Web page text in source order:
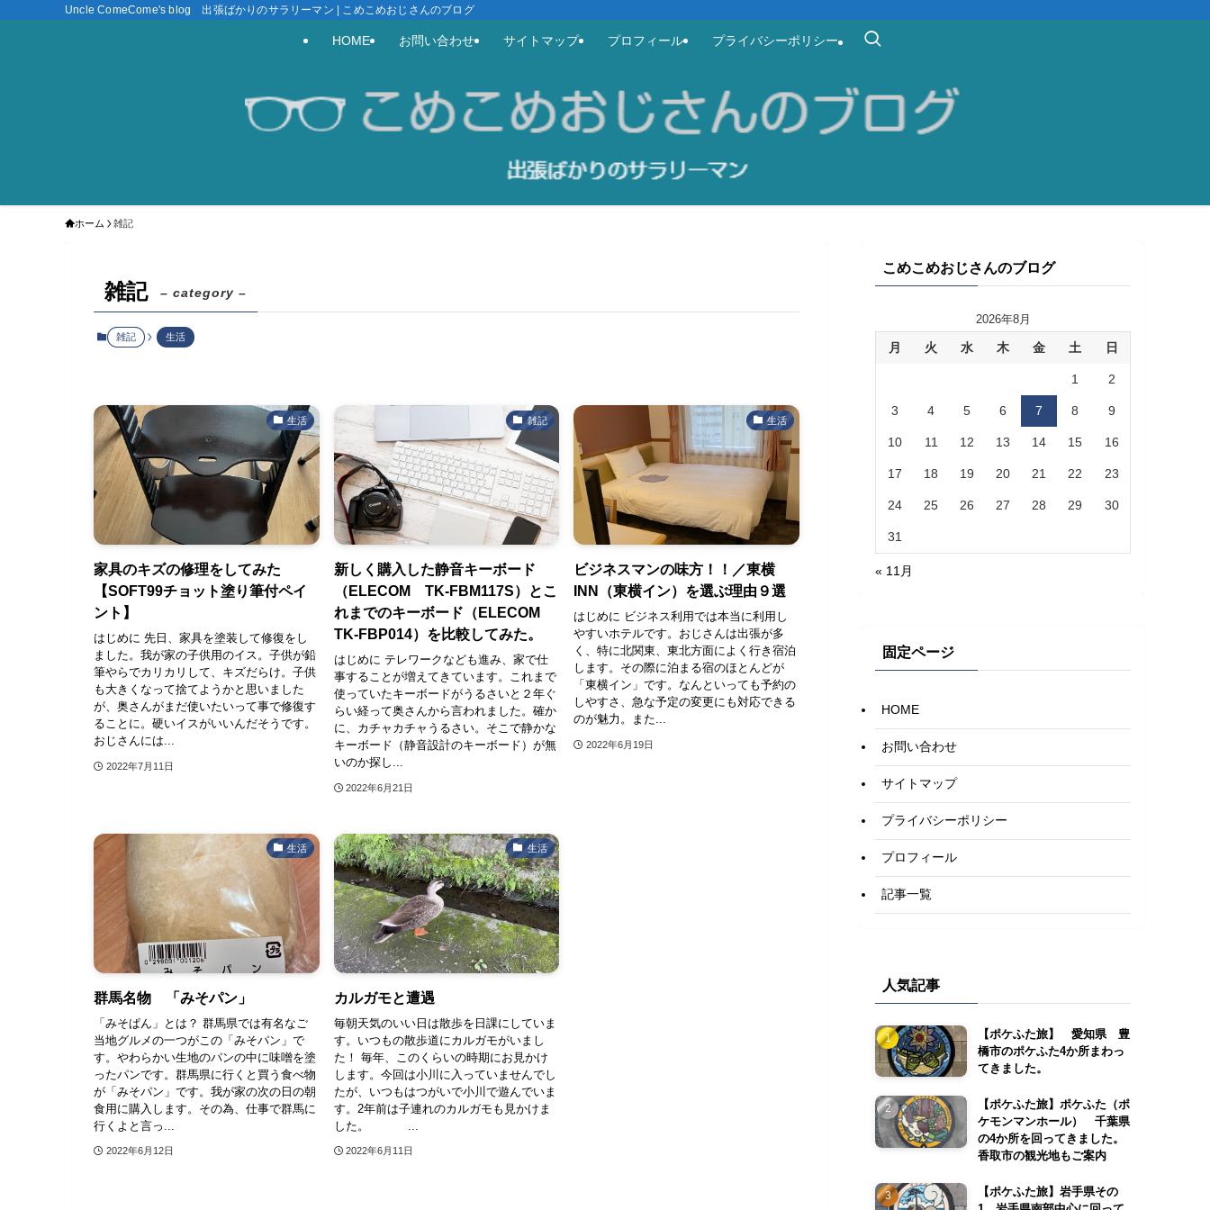
Uncle ComeCome's blog 出張ばかりのサラリーマン | こめこめおじさんのブログ
HOME お問い合わせ サイトマップ プロフィール プライバシーポリシー
ホーム 雑記
雑記 – category –
雑記 生活
生活
家具のキズの修理をしてみた
【SOFT99チョット塗り筆付ペイ
ント】
はじめに 先日、家具を塗装して修復をし
ました。我が家の子供用のイス。子供が鉛
筆やらでカリカリして、キズだらけ。子供
も大きくなって捨てようかと思いました
が、奥さんがまだ使いたいって事で修復す
ることに。硬いイスがいいんだそうです。
おじさんには...
2022年7月11日
雑記
新しく購入した静音キーボード
（ELECOM TK-FBM117S）とこ
れまでのキーボード（ELECOM
TK-FBP014）を比較してみた。
はじめに テレワークなども進み、家で仕
事することが増えてきています。これまで
使っていたキーボードがうるさいと２年ぐ
らい経って奥さんから言われました。確か
に、カチャカチャうるさい。そこで静かな
キーボード（静音設計のキーボード）が無
いのか探し...
2022年6月21日
生活
ビジネスマンの味方！！／東横
INN（東横イン）を選ぶ理由９選
はじめに ビジネス利用では本当に利用し
やすいホテルです。おじさんは出張が多
く、特に北関東、東北方面によく行き宿泊
します。その際に泊まる宿のほとんどが
「東横イン」です。なんといっても予約の
しやすさ、急な予定の変更にも対応できる
のが魅力。また...
2022年6月19日
生活
群馬名物 「みそパン」
「みそぱん」とは？ 群馬県では有名なご
当地グルメの一つがこの「みそパン」で
す。やわらかい生地のパンの中に味噌を塗
ったパンです。群馬県に行くと買う食べ物
が「みそパン」です。我が家の次の日の朝
食用に購入します。その為、仕事で群馬に
行くよと言っ...
2022年6月12日
生活
カルガモと遭遇
毎朝天気のいい日は散歩を日課にしていま
す。いつもの散歩道にカルガモがいまし
た！ 毎年、このくらいの時期にお見かけ
します。今回は小川に入っていませんでし
たが、いつもはつがいで小川で遊んでいま
す。2年前は子連れのカルガモも見かけま
した。 ...
2022年6月11日
こめこめおじさんのブログ
2026年8月
月 火 水 木 金 土 日
1 2
3 4 5 6 7 8 9
10 11 12 13 14 15 16
17 18 19 20 21 22 23
24 25 26 27 28 29 30
31
« 11月
固定ページ
HOME
お問い合わせ
サイトマップ
プライバシーポリシー
プロフィール
記事一覧
人気記事
【ポケふた旅】 愛知県 豊
橋市のポケふた4か所まわっ
てきました。
【ポケふた旅】ポケふた（ポ
ケモンマンホール） 千葉県
の4か所を回ってきました。
香取市の観光地もご案内
【ポケふた旅】岩手県その